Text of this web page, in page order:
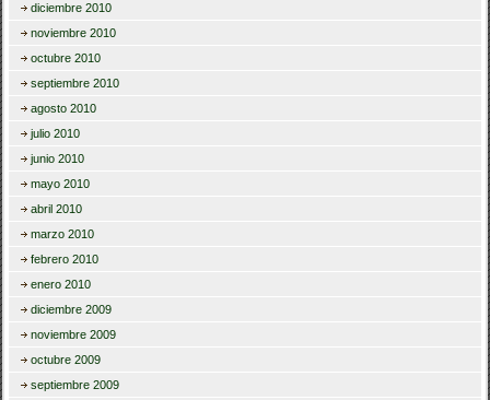
diciembre 2010
noviembre 2010
octubre 2010
septiembre 2010
agosto 2010
julio 2010
junio 2010
mayo 2010
abril 2010
marzo 2010
febrero 2010
enero 2010
diciembre 2009
noviembre 2009
octubre 2009
septiembre 2009